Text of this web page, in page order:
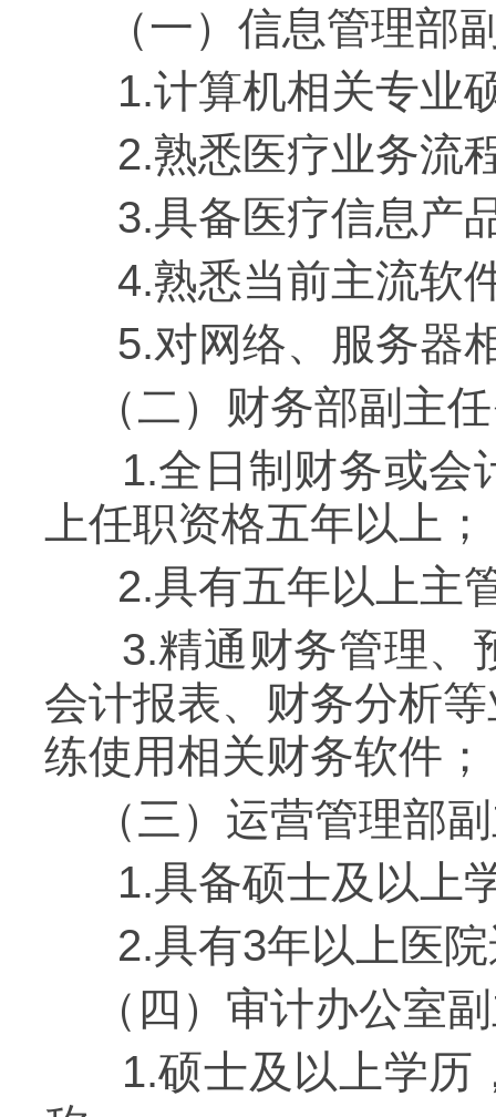
（一）信息管理部
1.计算机相关专业
2.熟悉医疗业务流
3.具备医疗信息产
4.熟悉当前主流软
5.对网络、服务器
（二）财务部副主
1.全日制财务或会
上任职资格五年以上；
2.具有五年以上主
3.精通财务管理、
会计报表、财务分析
练使用相关财务软件；
（三）运营管理部
1.具备硕士及以上
2.具有3年以上医院
（四）审计办公室
1.硕士及以上学历